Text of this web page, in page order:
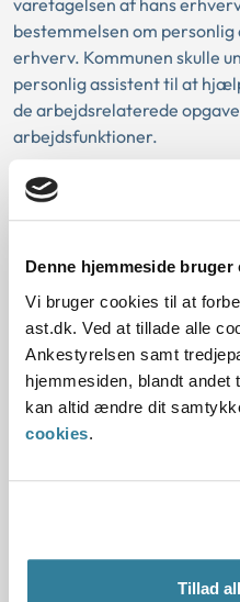
Denne hjemmeside bruger
Vi bruger cookies til at
ast.dk. Ved at tillade alle
Ankestyrelsen samt
hjemmesiden, blandt
kan altid ændre dit
cookies.
Tillad
varetagelsen af hans
bestemmelsen om
erhverv. Kommunen skulle
personlig assistent til at
de arbejdsrelaterede
arbejdsfunktioner.
Baggrund for at
Den konkrete afgørelse
Offentliggørelsesdato